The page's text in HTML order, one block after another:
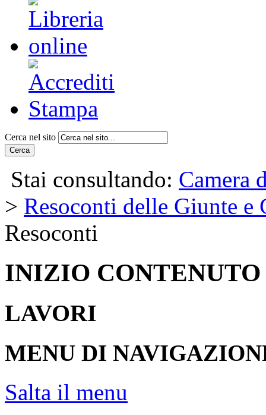
Cerca nel sito
Cerca
Stai consultando: Camera
> Resoconti delle Giunte e
Resoconti
INIZIO CONTENUTO
LAVORI
MENU DI
Salta il menu